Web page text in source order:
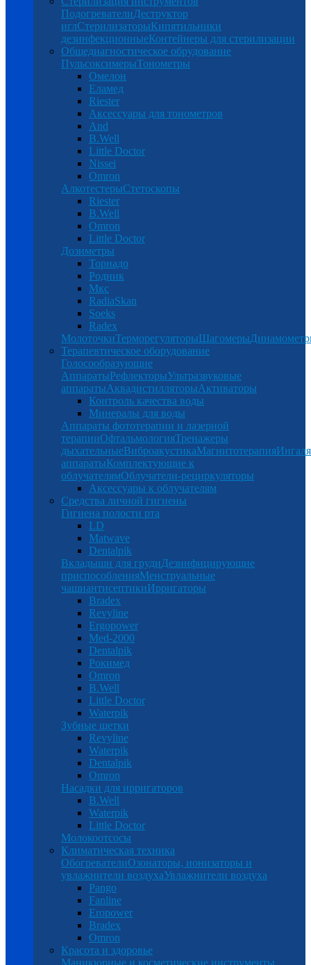
ПодогревателиДеструктор
иглСтерилизаторыКипятильники
дезинфекционныеКонтейнеры для стерилизации
Общедиагностическое обрудование
ПульсоксимерыТонометры
Омелон
Еламед
Riester
Аксессуары для тонометров
And
B.Well
Little Doctor
Nissei
Omron
АлкотестерыСтетоскопы
Riester
B.Well
Omron
Little Doctor
Дозиметры
Торнадо
Родник
Мкс
RadiaSkan
Soeks
Radex
МолоточкиТерморегуляторыШагомеры
Терапевтическое оборудование
Голосообразующие
АппаратыРефлекторыУльтразвуковые
аппаратыАквадистилляторыАктиваторы
Контроль качества воды
Минералы для воды
Аппараты фототерапии и лазерной
терапииОфтальмологияТренажеры
дыхательныеВиброакустикаМагнитотерапия
аппаратыКомплектующие к
облучателямОблучатели-рециркуляторы
Аксессуары к облучателям
Средства личной гигиены
Гигиена полости рта
LD
Matwave
Dentalpik
Вкладыши для грудиДезинфицирующие
приспособленияМенструальные
чашиантисептикиИрригаторы
Bradex
Revyline
Ergopower
Med-2000
Dentalpik
Рокимед
Omron
B.Well
Little Doctor
Waterpik
Зубные щетки
Revyline
Waterpik
Dentalpik
Omron
Насадки для ирригаторов
B.Well
Waterpik
Little Doctor
Молокоотсосы
Климатическая техника
ОбогревателиОзонаторы, ионизаторы и
увлажнители воздухаУвлажнители воздуха
Pango
Fanline
Eropower
Bradex
Omron
Красота и здоровье
Маникюрные и косметические инструменты